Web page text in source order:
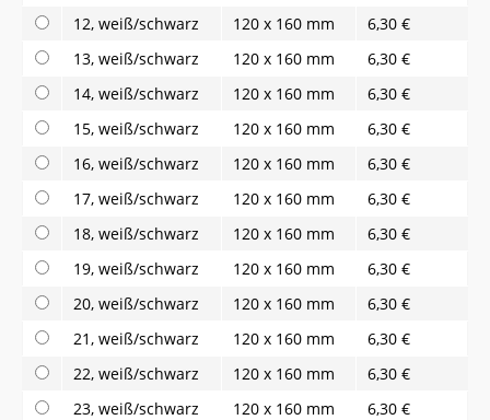
12, weiß/schwarz
120 x 160 mm
6,30 €
13, weiß/schwarz
120 x 160 mm
6,30 €
14, weiß/schwarz
120 x 160 mm
6,30 €
15, weiß/schwarz
120 x 160 mm
6,30 €
16, weiß/schwarz
120 x 160 mm
6,30 €
17, weiß/schwarz
120 x 160 mm
6,30 €
18, weiß/schwarz
120 x 160 mm
6,30 €
19, weiß/schwarz
120 x 160 mm
6,30 €
20, weiß/schwarz
120 x 160 mm
6,30 €
21, weiß/schwarz
120 x 160 mm
6,30 €
22, weiß/schwarz
120 x 160 mm
6,30 €
23, weiß/schwarz
120 x 160 mm
6,30 €